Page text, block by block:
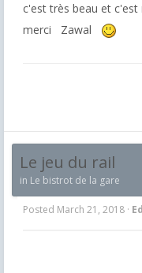
c'est très beau et c'est
merci Zawal
Le jeu du rail
in Le bistrot de la gare
Posted March 21, 2018 ·